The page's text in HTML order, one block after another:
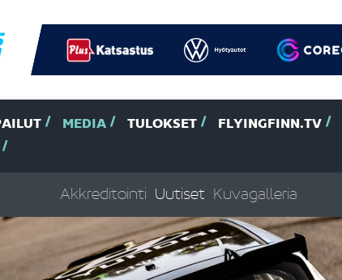
MEDIA TULOKSET FLYINGFINN.TV
Akkreditointi Uutiset Kuvagalleria